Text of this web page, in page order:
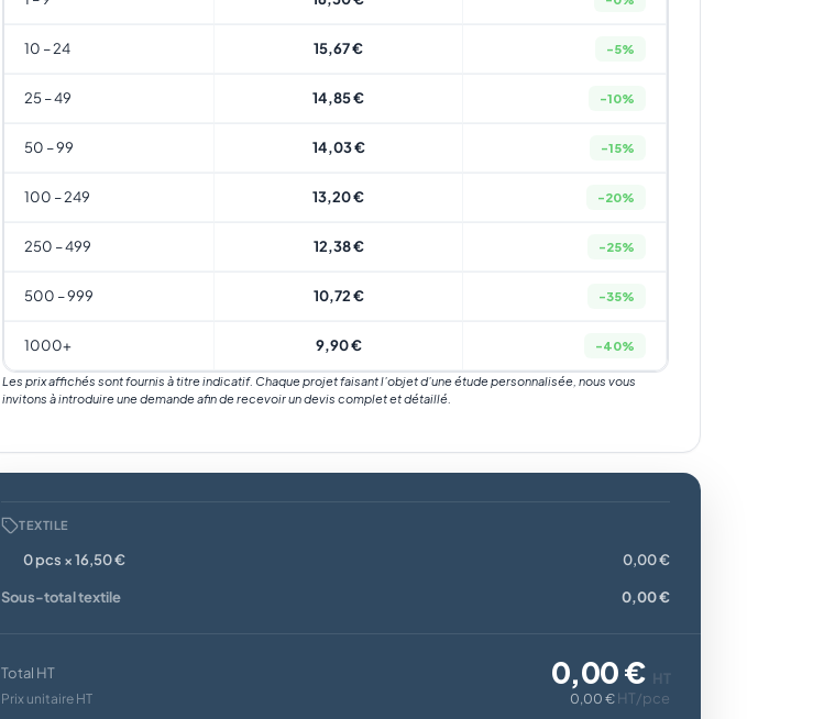
10 – 24 15,67 € -5%
25 – 49 14,85 € -10%
50 – 99 14,03 € -15%
100 – 249 13,20 € -20%
250 – 499 12,38 € -25%
500 – 999 10,72 € -35%
1000+ 9,90 € -40%
Les prix affichés sont fournis à titre indicatif. Chaque projet faisant l’objet d’une étude personnalisée, nous vous
invitons à introduire une demande afin de recevoir un devis complet et détaillé.
TEXTILE
0 pcs × 16,50 € 0,00 €
Sous-total textile 0,00 €
Total HT 0,00 € HT
Prix unitaire HT 0,00 € HT/pce